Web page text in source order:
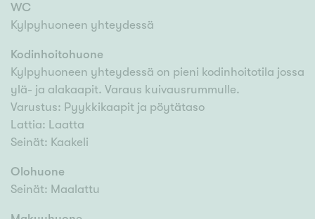
WC
Kylpyhuoneen yhteydessä
Kodinhoitohuone
Kylpyhuoneen yhteydessä on pieni kodinhoitotila jossa
ylä- ja alakaapit. Varaus kuivausrummulle.
Varustus: Pyykkikaapit ja pöytätaso
Lattia: Laatta
Seinät: Kaakeli
Olohuone
Seinät: Maalattu